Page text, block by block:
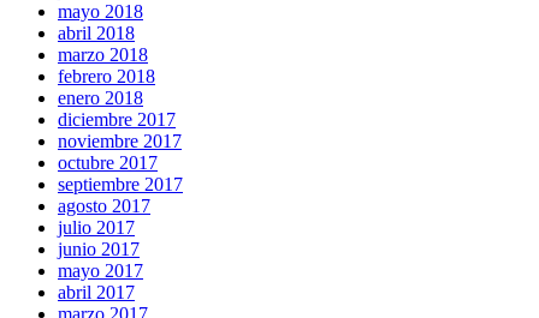
mayo 2018
abril 2018
marzo 2018
febrero 2018
enero 2018
diciembre 2017
noviembre 2017
octubre 2017
septiembre 2017
agosto 2017
julio 2017
junio 2017
mayo 2017
abril 2017
marzo 2017